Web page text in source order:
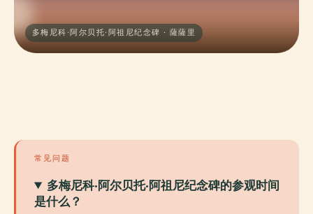
多梅尼科·阿尔贝托·阿祖尼纪念碑 · 薩薩里
常见问题
多梅尼科·阿尔贝托·阿祖尼纪念碑的参观时间
是什么？